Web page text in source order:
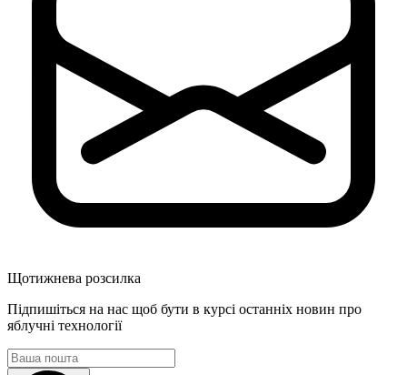
Щотижнева розсилка
Підпишіться на нас щоб бути в курсі останніх новин про
яблучні технології